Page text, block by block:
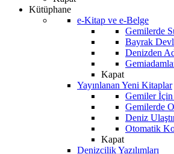
Kütüphane
e-Kitap ve e-Belge
Gemilerde
Bayrak
Denizden
Kapat
Yayınlanan Yeni Kitaplar
Gemiler İçin
Gemilerde
Deniz
Otomatik
Kapat
Denizcilik Yazılımları